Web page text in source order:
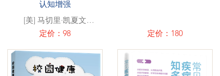
认知增强
[美] 马切里·凯夏文
（Matcheri Keshavan） /
定价：98 定价：180